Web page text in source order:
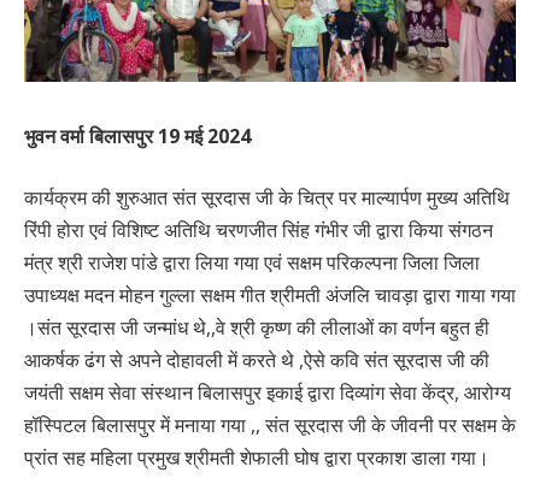
भुवन वर्मा बिलासपुर 19 मई 2024
कार्यक्रम की शुरुआत संत सूरदास जी के चित्र पर माल्यार्पण मुख्य अतिथि
रिंपी होरा एवं विशिष्ट अतिथि चरणजीत सिंह गंभीर जी द्वारा किया संगठन
मंत्र श्री राजेश पांडे द्वारा लिया गया एवं सक्षम परिकल्पना जिला जिला
उपाध्यक्ष मदन मोहन गुल्ला सक्षम गीत श्रीमती अंजलि चावड़ा द्वारा गाया गया
।संत सूरदास जी जन्मांध थे,,वे श्री कृष्ण की लीलाओं का वर्णन बहुत ही
आकर्षक ढंग से अपने दोहावली में करते थे ,ऐसे कवि संत सूरदास जी की
जयंती सक्षम सेवा संस्थान बिलासपुर इकाई द्वारा दिव्यांग सेवा केंद्र, आरोग्य
हॉस्पिटल बिलासपुर में मनाया गया ,, संत सूरदास जी के जीवनी पर सक्षम के
प्रांत सह महिला प्रमुख श्रीमती शेफाली घोष द्वारा प्रकाश डाला गया।